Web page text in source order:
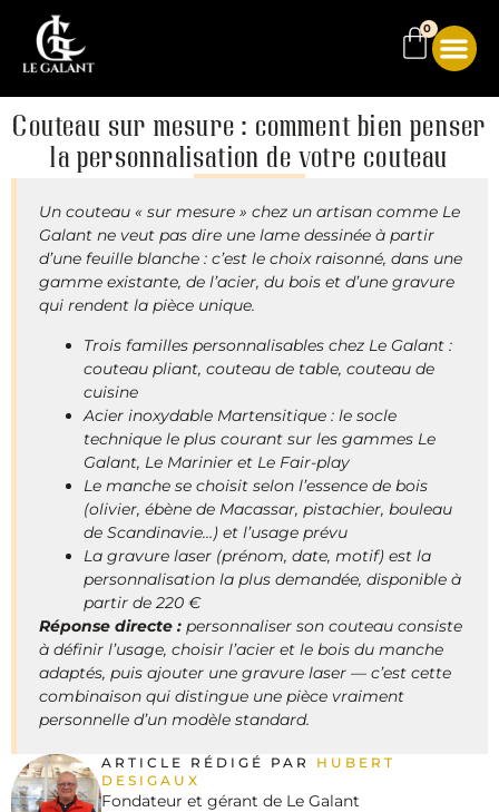
0
Couteau sur mesure : comment bien penser
la personnalisation de votre couteau
Un couteau « sur mesure » chez un artisan comme Le
Galant ne veut pas dire une lame dessinée à partir
d’une feuille blanche : c’est le choix raisonné, dans une
gamme existante, de l’acier, du bois et d’une gravure
qui rendent la pièce unique.
Trois familles personnalisables chez Le Galant :
couteau pliant, couteau de table, couteau de
cuisine
Acier inoxydable Martensitique : le socle
technique le plus courant sur les gammes Le
Galant, Le Marinier et Le Fair-play
Le manche se choisit selon l’essence de bois
(olivier, ébène de Macassar, pistachier, bouleau
de Scandinavie…) et l’usage prévu
La gravure laser (prénom, date, motif) est la
personnalisation la plus demandée, disponible à
partir de 220 €
Réponse directe : personnaliser son couteau consiste
à définir l’usage, choisir l’acier et le bois du manche
adaptés, puis ajouter une gravure laser — c’est cette
combinaison qui distingue une pièce vraiment
personnelle d’un modèle standard.
ARTICLE RÉDIGÉ PAR HUBERT
DESIGAUX
Fondateur et gérant de Le Galant